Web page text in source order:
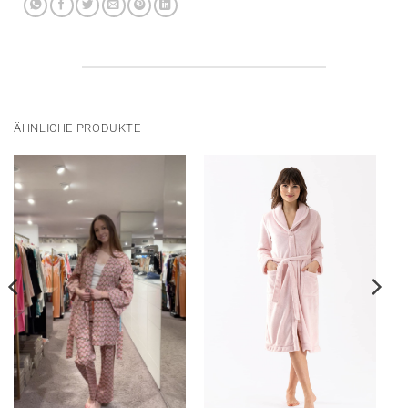
ÄHNLICHE PRODUKTE